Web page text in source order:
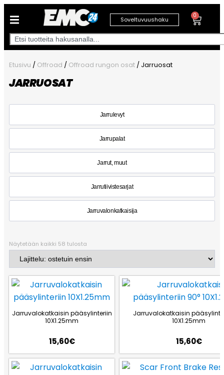
Soveltuvuushaku
0
Etusivu / Offroad / Offroad rungon osat / Jarruosat
JARRUOSAT
Jarrulevyt
Jarrupalat
Jarrut, muut
Jarrutiivistesarjat
Jarruvalonkatkaisija
Näytetään kaikki 58 tulosta
Jarruvalokatkaisin pääsylinteriin
10X1.25mm
15,60€
Jarruvalokatkaisin
10X1.25mm
15,60€